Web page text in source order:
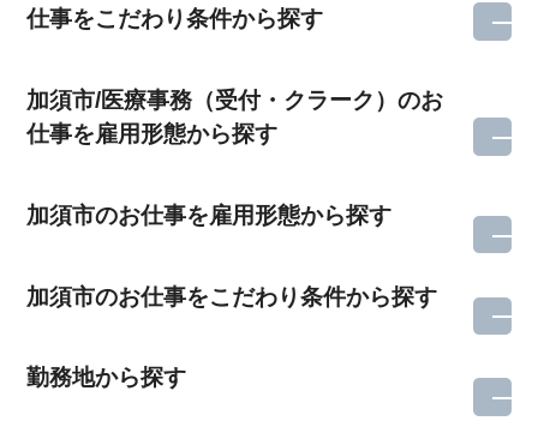
仕事をこだわり条件から探す
加須市/医療事務（受付・クラーク）のお
仕事を雇用形態から探す
加須市のお仕事を雇用形態から探す
加須市のお仕事をこだわり条件から探す
勤務地から探す